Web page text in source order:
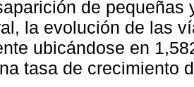
de pequeñas
la evolución de las
ubicándose en
tasa de crecimiento